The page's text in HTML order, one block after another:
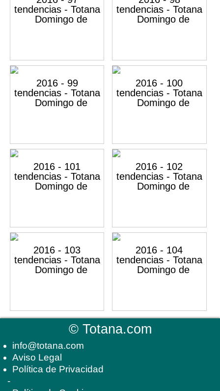
©Totana.com
info@totana.com
Aviso Legal
Política de Privacidad
-